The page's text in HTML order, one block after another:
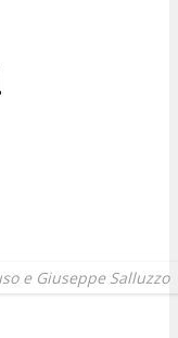
e Giuseppe Salluzzo